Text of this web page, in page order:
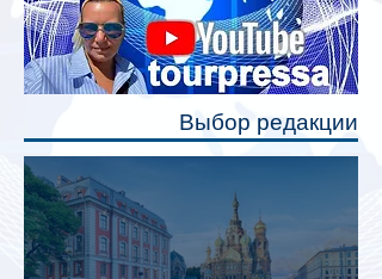
станут индивидуальные шторки у
каждого спального места. Они
позволят пассажирам закрыть свою
полку во время сна или отдыха,
Выбор редакции